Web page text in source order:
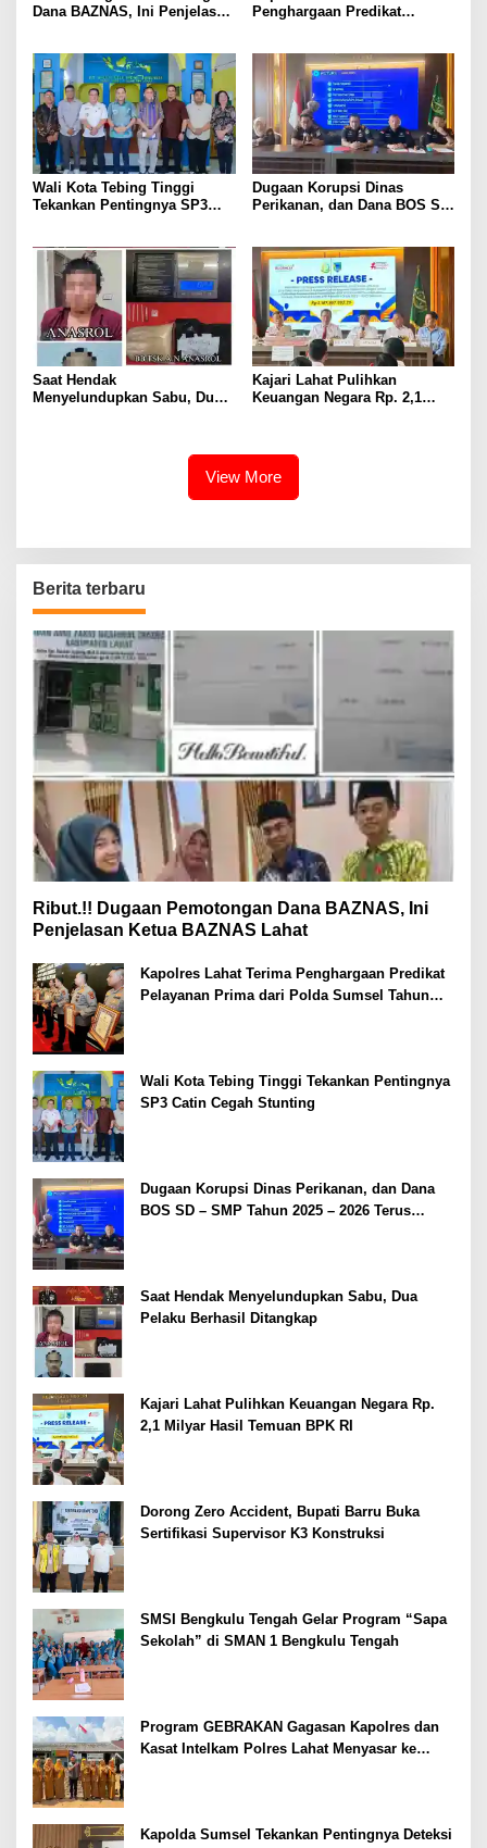
Dana BAZNAS, Ini Penjelasan
Penghargaan Predikat
Wali Kota Tebing Tinggi
Tekankan Pentingnya SP3
Dugaan Korupsi Dinas
Perikanan, dan Dana BOS SD
Saat Hendak
Menyelundupkan Sabu, Dua
Kajari Lahat Pulihkan
Keuangan Negara Rp. 2,1
View More
Berita terbaru
Ribut.!! Dugaan Pemotongan Dana BAZNAS, Ini
Penjelasan Ketua BAZNAS Lahat
Kapolres Lahat Terima Penghargaan Predikat
Pelayanan Prima dari Polda Sumsel Tahun
Wali Kota Tebing Tinggi Tekankan Pentingnya
SP3 Catin Cegah Stunting
Dugaan Korupsi Dinas Perikanan, dan Dana
BOS SD – SMP Tahun 2025 – 2026 Terus
Saat Hendak Menyelundupkan Sabu, Dua
Pelaku Berhasil Ditangkap
Kajari Lahat Pulihkan Keuangan Negara Rp.
2,1 Milyar Hasil Temuan BPK RI
Dorong Zero Accident, Bupati Barru Buka
Sertifikasi Supervisor K3 Konstruksi
SMSI Bengkulu Tengah Gelar Program “Sapa
Sekolah” di SMAN 1 Bengkulu Tengah
Program GEBRAKAN Gagasan Kapolres dan
Kasat Intelkam Polres Lahat Menyasar ke
Kapolda Sumsel Tekankan Pentingnya Deteksi